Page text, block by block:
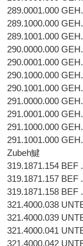
289.0001.000
289.1000.000
289.1001.000
290.0000.000
290.0001.000
290.1000.000
290.1001.000
291.0000.000
291.0001.000
291.1000.000
291.1001.000
Zubeh鰎
319.1871.154
319.1871.157
319.1871.158
321.4000.038
321.4000.039
321.4000.041
321.4000.042